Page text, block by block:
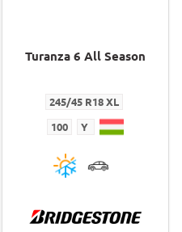
Turanza 6 All Season
245/45 R18 XL
100 Y